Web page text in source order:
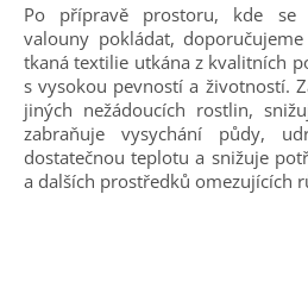
Po přípravě prostoru, kde se
valouny pokládat,
tkaná textilie utkána z kvalitních
s vysokou pevností a životností.
jiných nežádoucích rostlin,
zabraňuje vysychání půdy,
dostatečnou teplotu a snižuje
a dalších prostředků omezujících